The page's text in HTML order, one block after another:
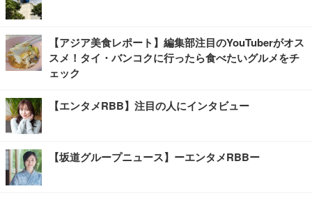
【アジア美食レポート】編集部注目のYouTuberがオス
スメ！タイ・バンコクに行ったら食べたいグルメをチ
ェック
【エンタメRBB】注目の人にインタビュー
【坂道グループニュース】ーエンタメRBBー